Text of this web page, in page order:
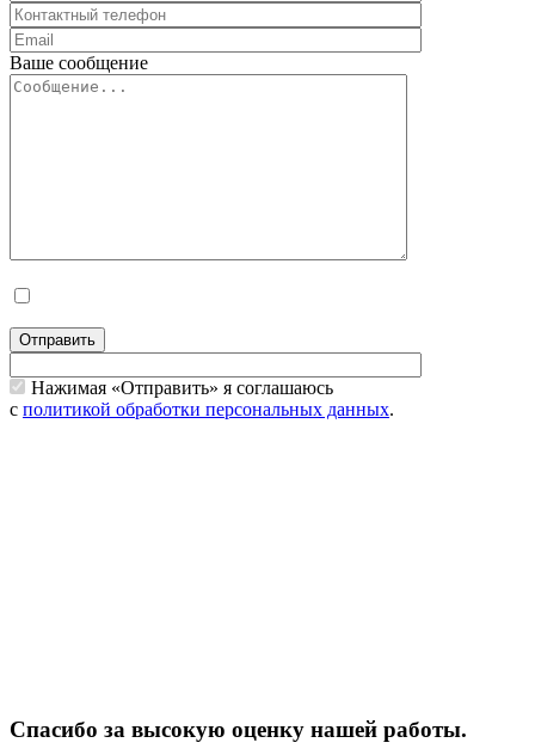
Ваше сообщение
Отправить
Нажимая «Отправить» я соглашаюсь
с политикой обработки персональных данных.
Спасибо за высокую оценку нашей работы.